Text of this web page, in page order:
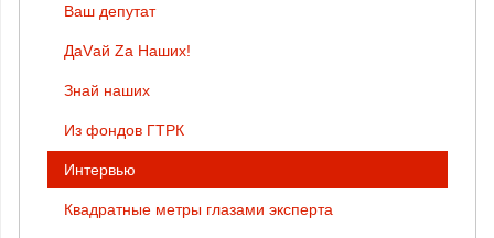
Ваш депутат
ДаVай Zа Наших!
Знай наших
Из фондов ГТРК
Интервью
Квадратные метры глазами эксперта